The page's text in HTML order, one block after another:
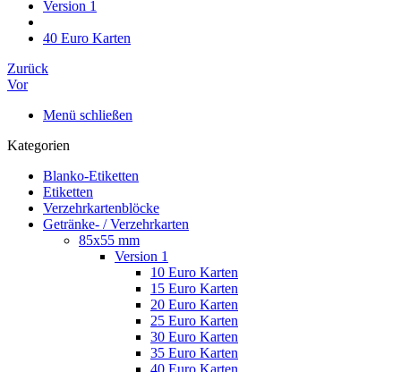
Version 1
40 Euro Karten
Zurück
Vor
Menü schließen
Kategorien
Blanko-Etiketten
Etiketten
Verzehrkartenblöcke
Getränke- / Verzehrkarten
85x55 mm
Version 1
10 Euro Karten
15 Euro Karten
20 Euro Karten
25 Euro Karten
30 Euro Karten
35 Euro Karten
40 Euro Karten